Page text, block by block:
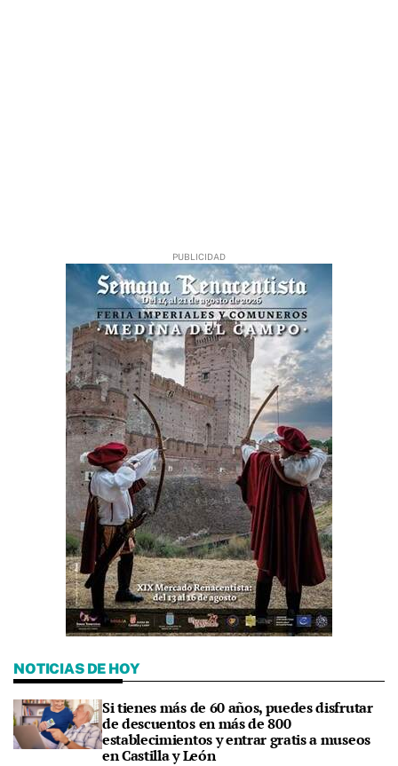
NOTICIAS DE HOY
Si tienes más de 60 años, puedes disfrutar
de descuentos en más de 800
establecimientos y entrar gratis a museos
en Castilla y León